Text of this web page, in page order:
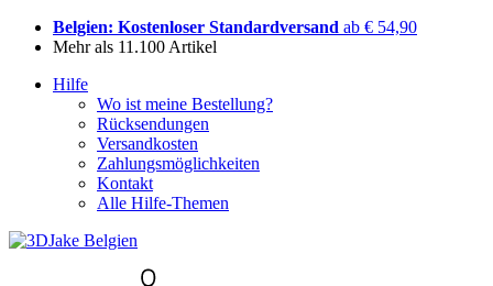
Belgien: Kostenloser Standardversand ab € 54,90
Mehr als 11.100 Artikel
Hilfe
Wo ist meine Bestellung?
Rücksendungen
Versandkosten
Zahlungsmöglichkeiten
Kontakt
Alle Hilfe-Themen